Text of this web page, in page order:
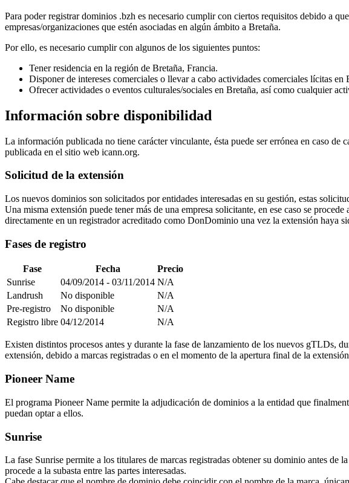
Para poder registrar dominios .bzh es necesario cumplir con ciertos requisitos debido a
empresas/organizaciones que estén asociadas en algún ámbito a Bretaña.
Por ello, es necesario cumplir con algunos de los siguientes puntos:
Tener residencia en la región de Bretaña, Francia.
Disponer de intereses comerciales o llevar a cabo actividades comerciales lícitas en
Ofrecer actividades o eventos culturales/sociales en Bretaña, así como cualquier
Información sobre disponibilidad
La información publicada no tiene carácter vinculante, ésta puede ser errónea en caso
publicada en el sitio web icann.org.
Solicitud de la extensión
Los nuevos dominios son solicitados por entidades interesadas en su gestión, estas
Una misma extensión puede tener más de una empresa solicitante, en ese caso se
directamente en un registrador acreditado como DonDominio una vez la extensión haya
Fases de registro
Fase Fecha
Precio
Sunrise
04/09/2014 - 03/11/2014 N/A
Landrush
No disponible
N/A
Pre-registro
No disponible
N/A
Registro libre 04/12/2014 N/A
Existen distintos procesos antes y durante la fase de lanzamiento de los nuevos gTLDs,
extensión, debido a marcas registradas o en el momento de la apertura final de la
Pioneer Name
El programa Pioneer Name permite la adjudicación de dominios a la entidad que
puedan optar a ellos.
Sunrise
La fase Sunrise permite a los titulares de marcas registradas obtener su dominio antes
procede a la subasta entre las partes interesadas.